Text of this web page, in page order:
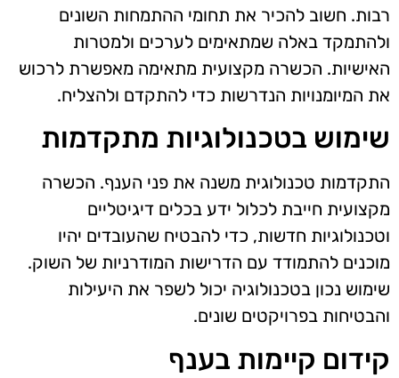
רבות. חשוב להכיר את תחומי ההתמחות השונים
ולהתמקד באלה שמתאימים לערכים ולמטרות
האישיות. הכשרה מקצועית מתאימה מאפשרת לרכוש
את המיומנויות הנדרשות כדי להתקדם ולהצליח.
שימוש בטכנולוגיות מתקדמות
התקדמות טכנולוגית משנה את פני הענף. הכשרה
מקצועית חייבת לכלול ידע בכלים דיגיטליים
וטכנולוגיות חדשות, כדי להבטיח שהעובדים יהיו
מוכנים להתמודד עם הדרישות המודרניות של השוק.
שימוש נכון בטכנולוגיה יכול לשפר את היעילות
והבטיחות בפרויקטים שונים.
קידום קיימות בענף